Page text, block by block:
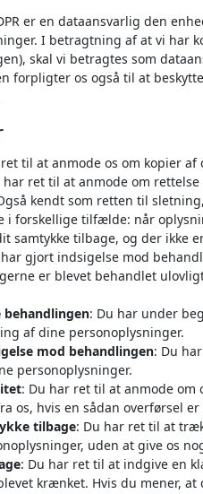
er en dataansvarlig den
I betragtning af at vi har
skal vi betragtes som
forpligter os også til at
til at anmode os om kopier
har ret til at anmode om
kendt som retten til
i forskellige tilfælde: når
samtykke tilbage, og der ikke
gjort indsigelse mod
er blevet behandlet
: Du har under
af dine personoplysninger.
mod behandlingen: Du
personoplysninger.
: Du har ret til at anmode om
os, hvis en sådan overførsel
tilbage: Du har ret til at
uden at give os
: Du har ret til at indgive en
krænket. Hvis du mener,